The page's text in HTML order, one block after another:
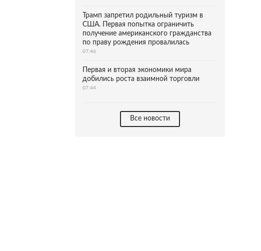
Трамп запретил родильный туризм в
США. Первая попытка ограничить
получение американского гражданства
по праву рождения провалилась
07:46
Первая и вторая экономики мира
добились роста взаимной торговли
07:44
Все новости